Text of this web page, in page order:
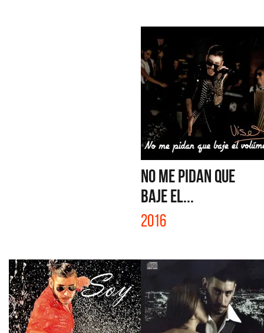
NO ME PIDAN QUE
BAJE EL...
2016